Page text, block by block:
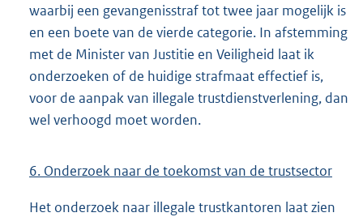
waarbij een gevangenisstraf tot twee jaar mogelijk is
en een boete van de vierde categorie. In afstemming
met de Minister van Justitie en Veiligheid laat ik
onderzoeken of de huidige strafmaat effectief is,
voor de aanpak van illegale trustdienstverlening, dan
wel verhoogd moet worden.
6. Onderzoek naar de toekomst van de trustsector
Het onderzoek naar illegale trustkantoren laat zien